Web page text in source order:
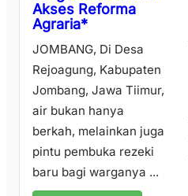
Akses Reforma
Agraria*
JOMBANG, Di Desa
Rejoagung, Kabupaten
Jombang, Jawa Tiimur,
air bukan hanya
berkah, melainkan juga
pintu pembuka rezeki
baru bagi warganya ...